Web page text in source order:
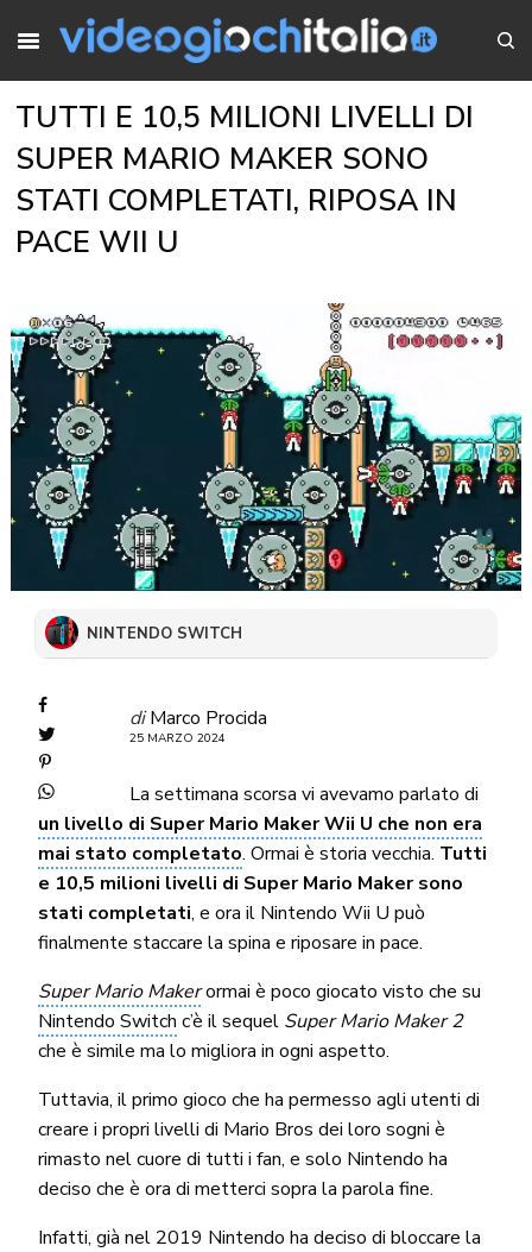
TUTTI E 10,5 MILIONI LIVELLI DI
SUPER MARIO MAKER SONO
STATI COMPLETATI, RIPOSA IN
PACE WII U
NINTENDO SWITCH
di Marco Procida
25 MARZO 2024
La settimana scorsa vi avevamo parlato di
un livello di Super Mario Maker Wii U che non era
mai stato completato. Ormai è storia vecchia. Tutti
e 10,5 milioni livelli di Super Mario Maker sono
stati completati, e ora il Nintendo Wii U può
finalmente staccare la spina e riposare in pace.
Super Mario Makerormai è poco giocato visto che su
Nintendo Switch c’è il sequel Super Mario Maker 2
che è simile ma lo migliora in ogni aspetto.
Tuttavia, il primo gioco che ha permesso agli utenti di
creare i propri livelli di Mario Bros dei loro sogni è
rimasto nel cuore di tutti i fan, e solo Nintendo ha
deciso che è ora di metterci sopra la parola fine.
Infatti, già nel 2019 Nintendo ha deciso di bloccare la